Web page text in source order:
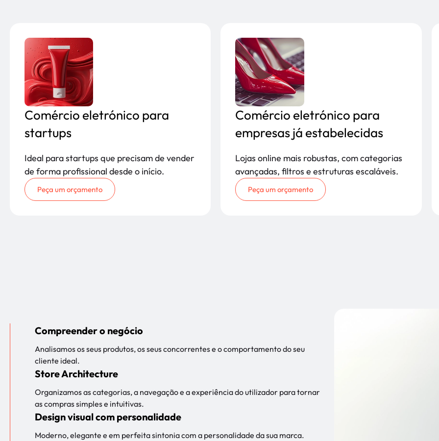
Comércio eletrónico para
startups
Ideal para startups que precisam de vender
de forma profissional desde o início.
Peça um orçamento
Comércio eletrónico para
empresas já estabelecidas
Lojas online mais robustas, com categorias
avançadas, filtros e estruturas escaláveis.
Peça um orçamento
Compreender o negócio
Analisamos os seus produtos, os seus concorrentes e o comportamento do seu
cliente ideal.
Store Architecture
Organizamos as categorias, a navegação e a experiência do utilizador para tornar
as compras simples e intuitivas.
Design visual com personalidade
Moderno, elegante e em perfeita sintonia com a personalidade da sua marca.